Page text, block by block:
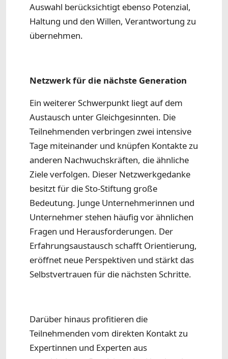
Auswahl berücksichtigt ebenso Potenzial,
Haltung und den Willen, Verantwortung zu
übernehmen.
Netzwerk für die nächste Generation
Ein weiterer Schwerpunkt liegt auf dem
Austausch unter Gleichgesinnten. Die
Teilnehmenden verbringen zwei intensive
Tage miteinander und knüpfen Kontakte zu
anderen Nachwuchskräften, die ähnliche
Ziele verfolgen. Dieser Netzwerkgedanke
besitzt für die Sto-Stiftung große
Bedeutung. Junge Unternehmerinnen und
Unternehmer stehen häufig vor ähnlichen
Fragen und Herausforderungen. Der
Erfahrungsaustausch schafft Orientierung,
eröffnet neue Perspektiven und stärkt das
Selbstvertrauen für die nächsten Schritte.
Darüber hinaus profitieren die
Teilnehmenden vom direkten Kontakt zu
Expertinnen und Experten aus